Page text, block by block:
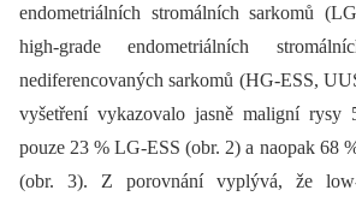
endometriálních stromálních sarkomů
high-grade endometriálních
nediferencovaných sarkomů (HG-ESS,
vyšetření vykazovalo jasně maligní
pouze 23 % LG-ESS (obr. 2) a naopak 68
(obr. 3). Z porovnání vyplývá, že low-